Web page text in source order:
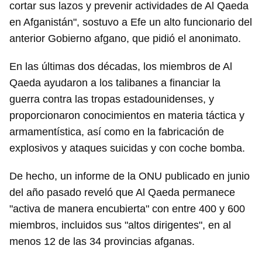
cortar sus lazos y prevenir actividades de Al Qaeda
en Afganistán", sostuvo a Efe un alto funcionario del
anterior Gobierno afgano, que pidió el anonimato.
En las últimas dos décadas, los miembros de Al
Qaeda ayudaron a los talibanes a financiar la
guerra contra las tropas estadounidenses, y
proporcionaron conocimientos en materia táctica y
armamentística, así como en la fabricación de
explosivos y ataques suicidas y con coche bomba.
De hecho, un informe de la ONU publicado en junio
del año pasado reveló que Al Qaeda permanece
"activa de manera encubierta" con entre 400 y 600
miembros, incluidos sus "altos dirigentes", en al
menos 12 de las 34 provincias afganas.